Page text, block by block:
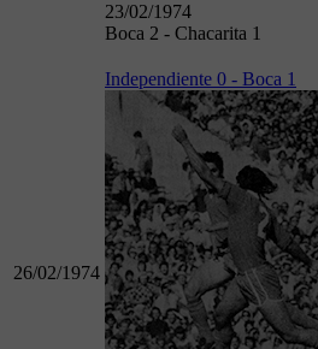
23/02/1974
Boca 2 - Chacarita 1
26/02/1974
Independiente 0 - Boca 1